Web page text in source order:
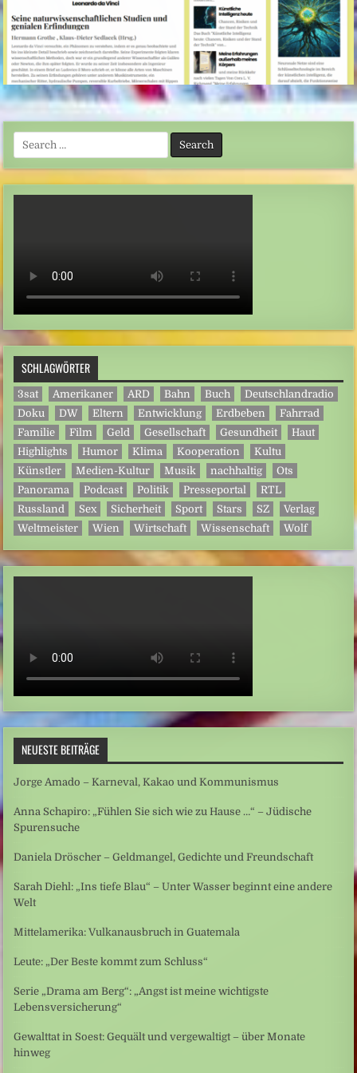
Search
for:
SCHLAGWÖRTER
3sat Amerikaner ARD Bahn Buch
Deutschlandradio
Doku
DW Eltern Entwicklung Erdbeben
Fahrrad
Familie
Film Geld Gesellschaft Gesundheit
Haut
Highlights
Humor Klima Kooperation
Kultu
Künstler
Medien-Kultur Musik nachhaltig
Ots
Panorama
Podcast Politik Presseportal
RTL
Russland
Sex Sicherheit Sport Stars SZ
Verlag
Weltmeister
Wien Wirtschaft Wissenschaft Wolf
NEUESTE BEITRÄGE
Jorge Amado – Karneval, Kakao und Kommunismus
Anna Schapiro: „Fühlen Sie sich wie zu Hause …“ – Jüdische
Spurensuche
Daniela Dröscher – Geldmangel, Gedichte und Freundschaft
Sarah Diehl: „Ins tiefe Blau“ – Unter Wasser beginnt eine andere
Welt
Mittelamerika: Vulkanausbruch in Guatemala
Leute: „Der Beste kommt zum Schluss“
Serie „Drama am Berg“: „Angst ist meine wichtigste
Lebensversicherung“
Gewalttat in Soest: Gequält und vergewaltigt – über Monate
hinweg